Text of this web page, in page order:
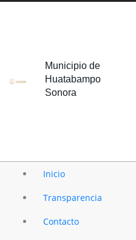
Municipio de
Huatabampo
Sonora
Inicio
Transparencia
Contacto